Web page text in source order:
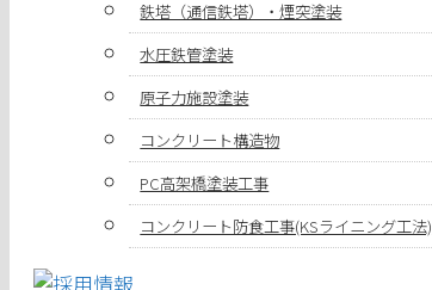
鉄塔（通信鉄塔）・煙突塗装
水圧鉄管塗装
原子力施設塗装
コンクリート構造物
PC高架橋塗装工事
コンクリート防食工事(KSライニング工法)